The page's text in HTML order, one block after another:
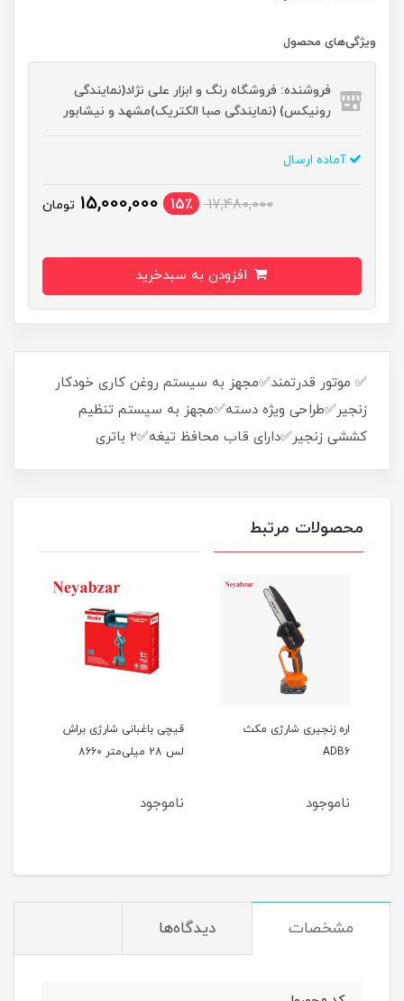
ویژگی‌های محصول
فروشنده: فروشگاه رنگ و ابزار علی نژاد(نمایندگی
رونیکس) (نمایندگی صبا الکتریک)مشهد و نیشابور
آماده ارسال
17,480,000 15٪ 15,000,000 تومان
✅ موتور قدرتمند✅مجهز به سیستم روغن کاری خودکار
زنجیر✅طراحی ویژه دسته✅مجهز به سیستم تنظیم
کششی زنجیر✅دارای قاب محافظ تیغه✅2 باتری
محصولات مرتبط
اره زنجیری شارژی مکث
ADB6
ناموجود
قیچی باغبانی شارژی براش
لس 28 میلی‌متر 8660
ناموجود
مشخصات دیدگاه‌ها